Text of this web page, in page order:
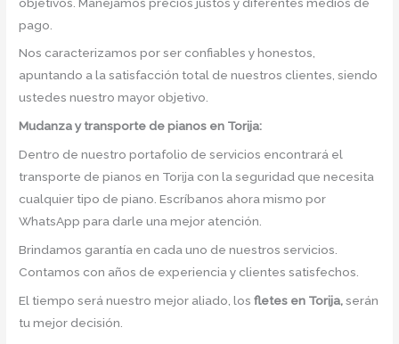
pago.
Nos caracterizamos por ser confiables y honestos,
apuntando a la satisfacción total de nuestros clientes, siendo
ustedes nuestro mayor objetivo.
Mudanza y transporte de pianos en Torija:
Dentro de nuestro portafolio de servicios encontrará el
transporte de pianos en Torija con la seguridad que necesita
cualquier tipo de piano. Escríbanos ahora mismo por
WhatsApp para darle una mejor atención.
Brindamos garantía en cada uno de nuestros servicios.
Contamos con años de experiencia y clientes satisfechos.
El tiempo será nuestro mejor aliado, losfletes en Torija,serán
tu mejor decisión.